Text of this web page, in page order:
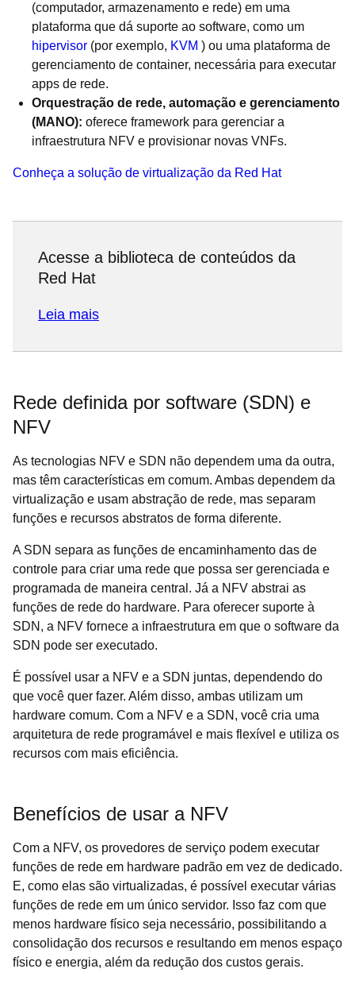
(computador, armazenamento e rede) em uma
plataforma que dá suporte ao software, como um
hipervisor (por exemplo, KVM ) ou uma plataforma de
gerenciamento de container, necessária para executar
apps de rede.
Orquestração de rede, automação e gerenciamento
(MANO): oferece framework para gerenciar a
infraestrutura NFV e provisionar novas VNFs.
Conheça a solução de virtualização da Red Hat
Acesse a biblioteca de conteúdos da
Red Hat
Leia mais
Rede definida por software (SDN) e
NFV
As tecnologias NFV e SDN não dependem uma da outra,
mas têm características em comum. Ambas dependem da
virtualização e usam abstração de rede, mas separam
funções e recursos abstratos de forma diferente.
A SDN separa as funções de encaminhamento das de
controle para criar uma rede que possa ser gerenciada e
programada de maneira central. Já a NFV abstrai as
funções de rede do hardware. Para oferecer suporte à
SDN, a NFV fornece a infraestrutura em que o software da
SDN pode ser executado.
É possível usar a NFV e a SDN juntas, dependendo do
que você quer fazer. Além disso, ambas utilizam um
hardware comum. Com a NFV e a SDN, você cria uma
arquitetura de rede programável e mais flexível e utiliza os
recursos com mais eficiência.
Benefícios de usar a NFV
Com a NFV, os provedores de serviço podem executar
funções de rede em hardware padrão em vez de dedicado.
E, como elas são virtualizadas, é possível executar várias
funções de rede em um único servidor. Isso faz com que
menos hardware físico seja necessário, possibilitando a
consolidação dos recursos e resultando em menos espaço
físico e energia, além da redução dos custos gerais.